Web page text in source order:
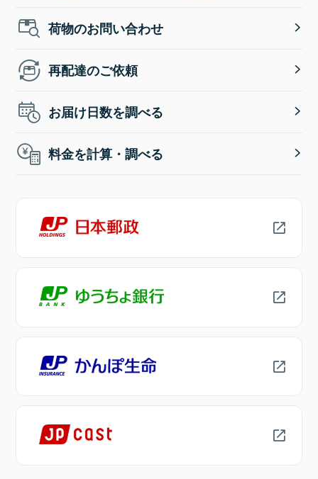
荷物のお問い合わせ
再配達のご依頼
お届け日数を調べる
料金を計算・調べる